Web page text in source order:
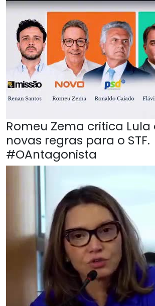
Romeu Zema critica
novas regras para o STF.
#OAntagonista